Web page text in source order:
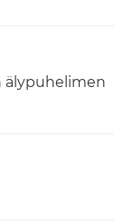
älypuhelimen